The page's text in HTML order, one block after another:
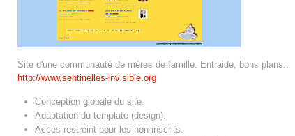
Site d'une communauté de mères de famille. Entraide, bons plans..
http://www.sentinelles-invisible.org
Conception globale du site.
Adaptation du template (design).
Accès restreint pour les non-inscrits.